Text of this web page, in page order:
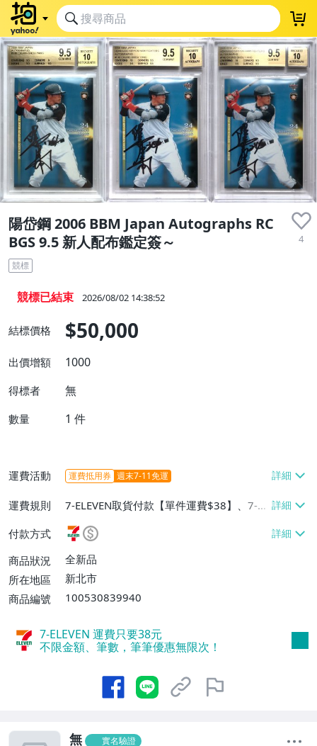
陽岱鋼 2006 BBM Japan Autographs RC
BGS 9.5 新人配布鑑定簽～
4
競標
競標已結束 2026/08/02 14:38:52
結標價格 $50,000
出價增額 1000
得標者 無
數量 1 件
運費活動 運費抵用券 週末7-11免運
運費規則
7-ELEVEN取貨付款【單件運費$38】、7-EL
EVEN取貨不付款【單件運費$38】、郵局掛
號【單件運費$60、滿20件或消費滿$5000
0免運費】
付款方式
商品狀況
全新品
所在地區
新北市
商品編號
100530839940
7-ELEVEN 運費只要38元
不限金額、筆數，筆筆優惠無限次！
無 實名驗證